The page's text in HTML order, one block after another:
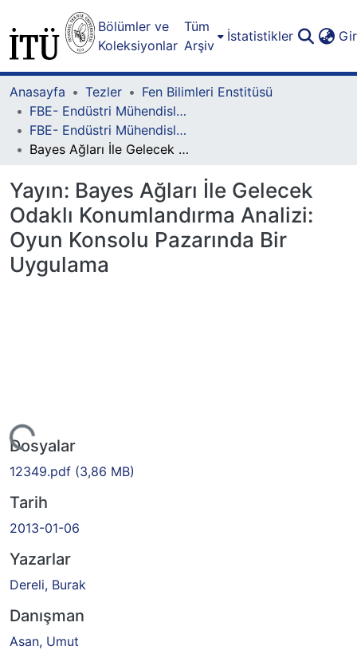
Bölümler ve
Koleksiyonlar
Tüm
Arşiv
İstatistikler
Anasayfa Tezler
Fen Bilimleri Enstitüsü
FBE- Endüstri Mühendisliği Lisansüstü Programı
FBE- Endüstri Mühendisliği Lisansüstü Programı - Yüksek Lisans
Bayes Ağları İle Gelecek Odaklı Konumlandırma Analizi: Oyun Konsolu Pazarında Bir Uygulama
Yayın: Bayes Ağları İle Gelecek
Odaklı Konumlandırma Analizi:
Oyun Konsolu Pazarında Bir
Uygulama
Dosyalar
12349.pdf (3,86 MB)
Tarih
2013-01-06
Yazarlar
Dereli, Burak
Danışman
Asan, Umut